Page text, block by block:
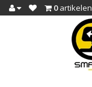
0artikelen